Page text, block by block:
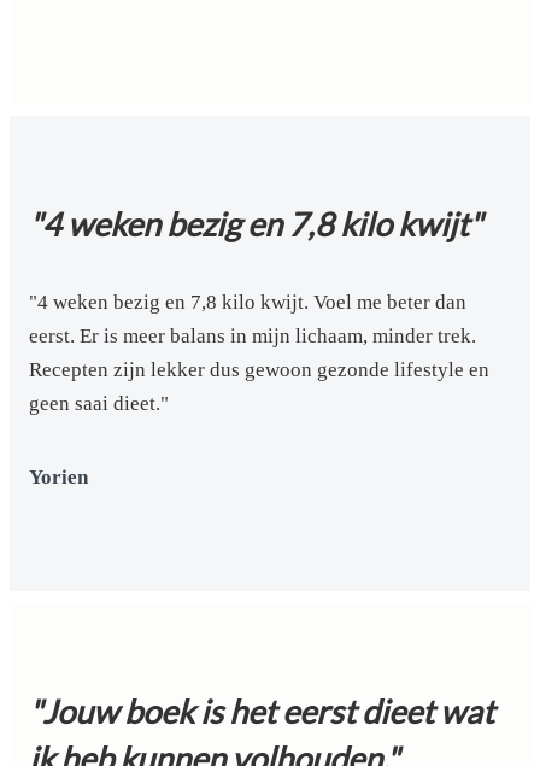
"4 weken bezig en 7,8 kilo kwijt"
"4 weken bezig en 7,8 kilo kwijt. Voel me beter dan
eerst. Er is meer balans in mijn lichaam, minder trek.
Recepten zijn lekker dus gewoon gezonde lifestyle en
geen saai dieet."
Yorien
"Jouw boek is het eerst dieet wat
ik heb kunnen volhouden."